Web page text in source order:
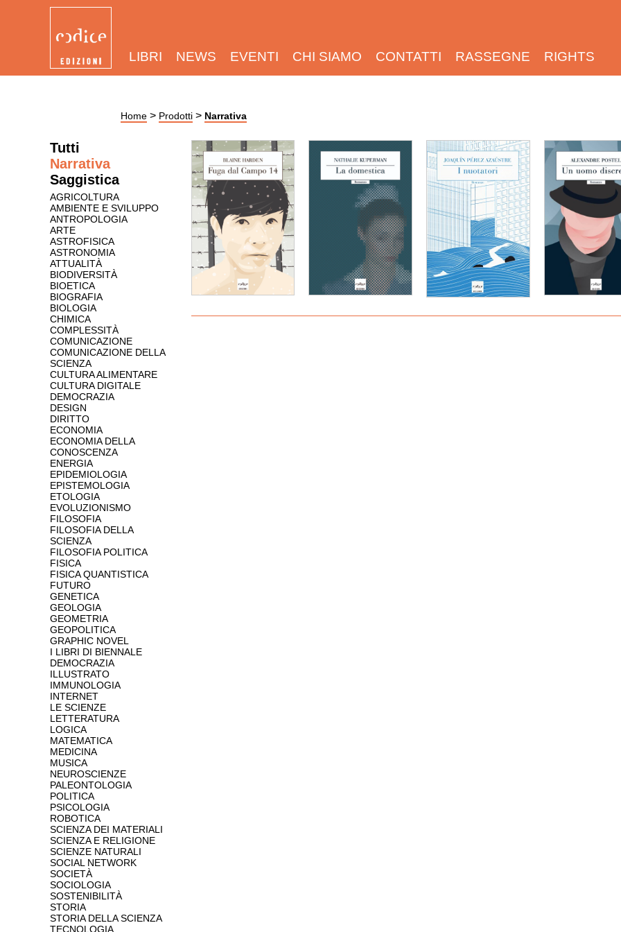
LIBRI NEWS EVENTI CHI SIAMO CONTATTI RASSEGNE RIGHTS
Home> Prodotti> Narrativa
Tutti
Narrativa
Saggistica
AGRICOLTURA
AMBIENTE E SVILUPPO
ANTROPOLOGIA
ARTE
ASTROFISICA
ASTRONOMIA
ATTUALITÀ
BIODIVERSITÀ
BIOETICA
BIOGRAFIA
BIOLOGIA
CHIMICA
COMPLESSITÀ
COMUNICAZIONE
COMUNICAZIONE DELLA
SCIENZA
CULTURA ALIMENTARE
CULTURA DIGITALE
DEMOCRAZIA
DESIGN
DIRITTO
ECONOMIA
ECONOMIA DELLA
CONOSCENZA
ENERGIA
EPIDEMIOLOGIA
EPISTEMOLOGIA
ETOLOGIA
EVOLUZIONISMO
FILOSOFIA
FILOSOFIA DELLA
SCIENZA
FILOSOFIA POLITICA
FISICA
FISICA QUANTISTICA
FUTURO
GENETICA
GEOLOGIA
GEOMETRIA
GEOPOLITICA
GRAPHIC NOVEL
I LIBRI DI BIENNALE
DEMOCRAZIA
ILLUSTRATO
IMMUNOLOGIA
INTERNET
LE SCIENZE
LETTERATURA
LOGICA
MATEMATICA
MEDICINA
MUSICA
NEUROSCIENZE
PALEONTOLOGIA
POLITICA
PSICOLOGIA
ROBOTICA
SCIENZA DEI MATERIALI
SCIENZA E RELIGIONE
SCIENZE NATURALI
SOCIAL NETWORK
SOCIETÀ
SOCIOLOGIA
SOSTENIBILITÀ
STORIA
STORIA DELLA SCIENZA
TECNOLOGIA